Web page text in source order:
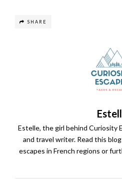
SHARE
Estelle, the girl behind Curiosity
and travel writer. Read this
escapes in French regions or